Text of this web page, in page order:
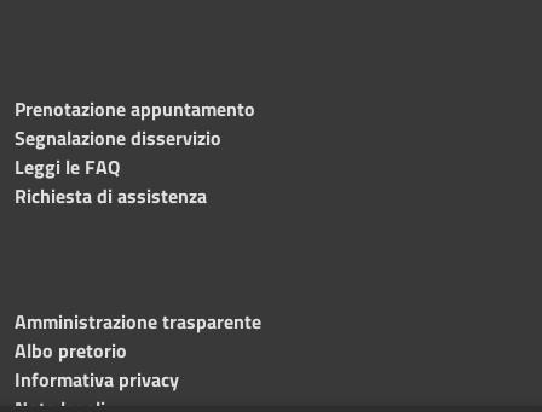
Prenotazione appuntamento
Segnalazione disservizio
Leggi le FAQ
Richiesta di assistenza
Amministrazione trasparente
Albo pretorio
Informativa privacy